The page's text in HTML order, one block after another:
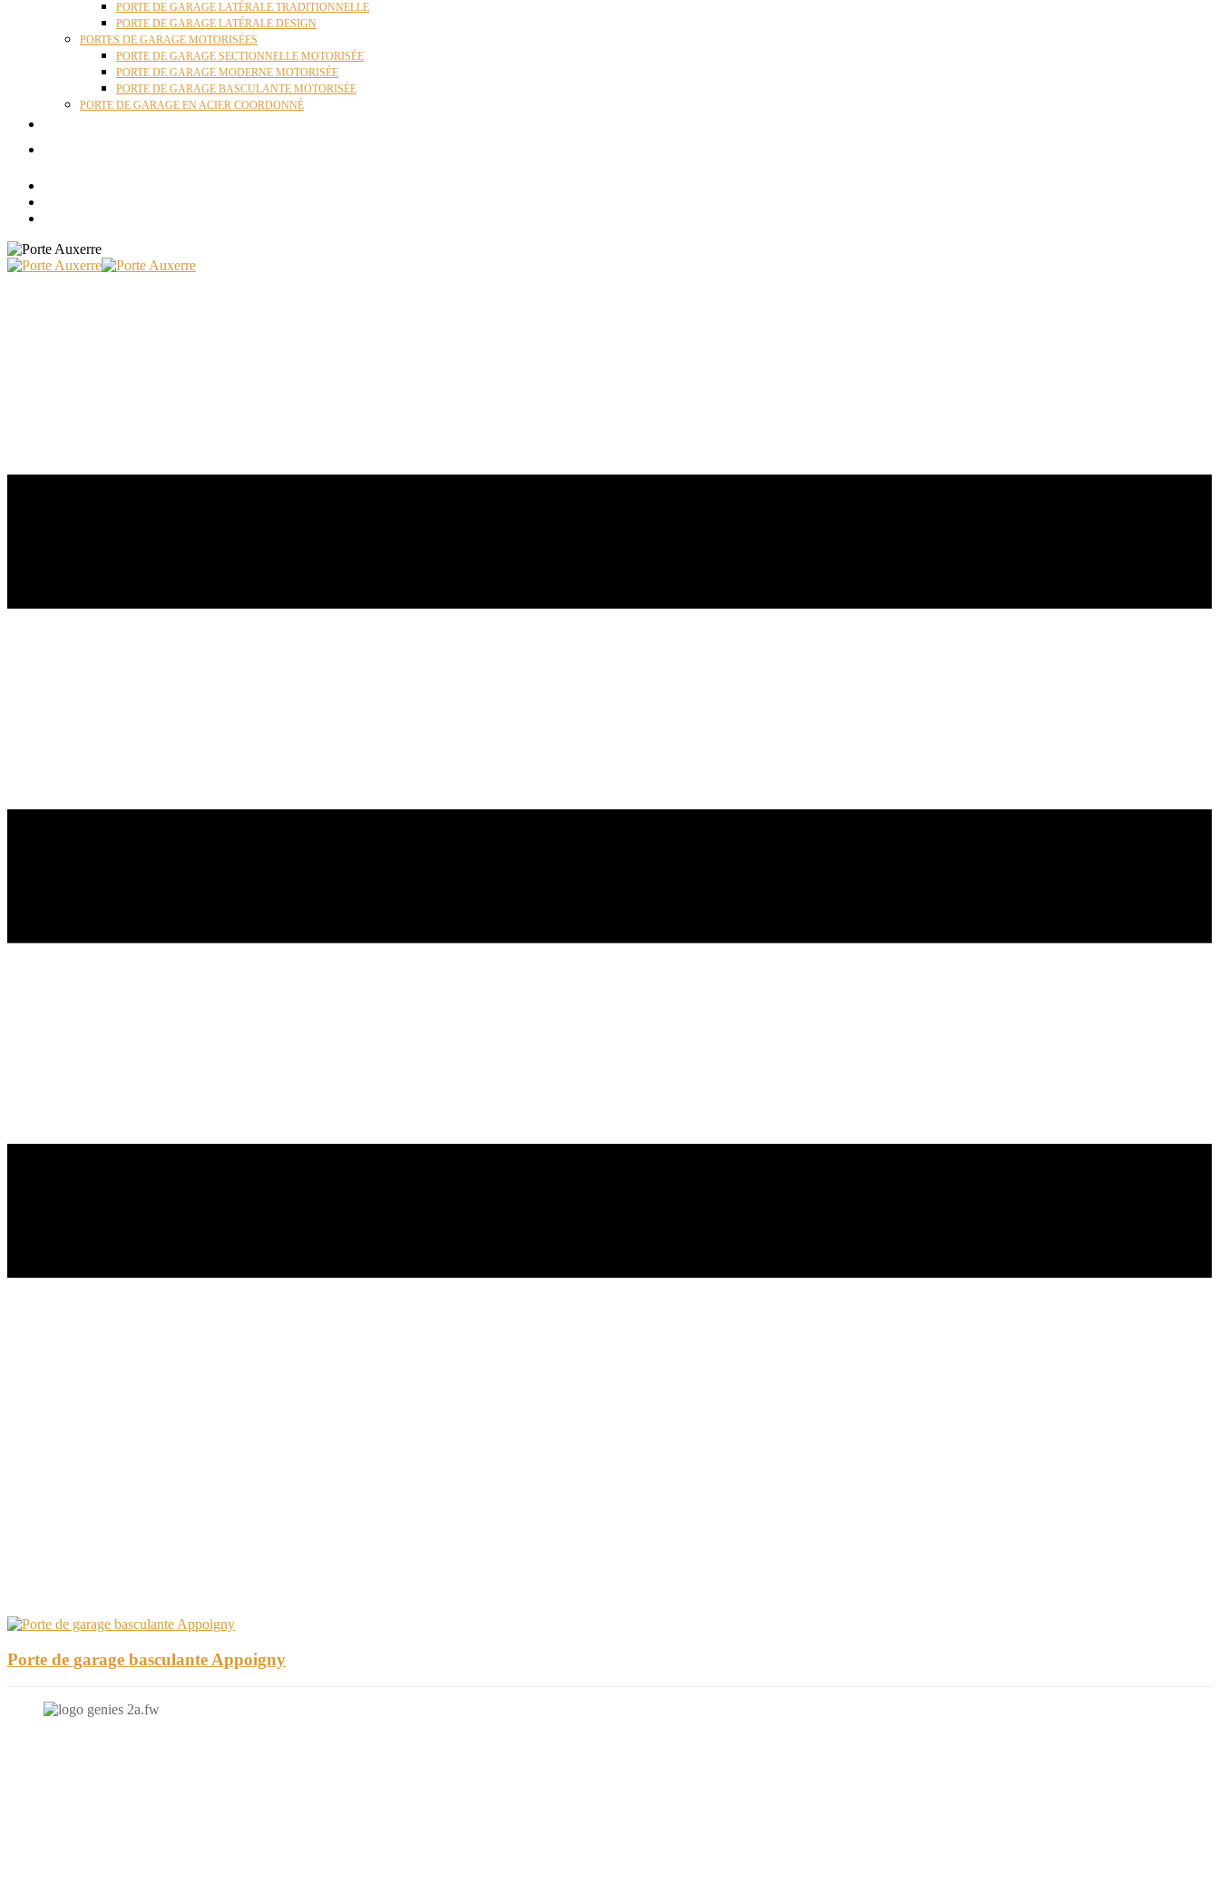
PORTE DE GARAGE LATÉRALE TRADITIONNELLE
PORTE DE GARAGE LATÉRALE DESIGN
PORTES DE GARAGE MOTORISÉES
PORTE DE GARAGE SECTIONNELLE MOTORISÉE
PORTE DE GARAGE MODERNE MOTORISÉE
PORTE DE GARAGE BASCULANTE MOTORISÉE
PORTE DE GARAGE EN ACIER COORDONNÉ
Porte de garage basculante Appoigny